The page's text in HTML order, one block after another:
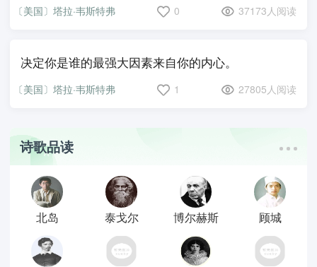
〔美国〕塔拉·韦斯特弗 0 37173人阅读
决定你是谁的最强大因素来自你的内心。
〔美国〕塔拉·韦斯特弗 1 27805人阅读
诗歌品读
北岛 泰戈尔 博尔赫斯 顾城